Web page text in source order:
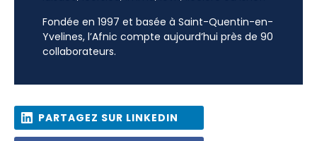
Fondée en 1997 et basée à Saint-Quentin-en-
Yvelines, l’Afnic compte aujourd’hui près de 90
collaborateurs.
PARTAGEZ SUR LINKEDIN